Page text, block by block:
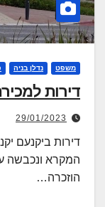
משפט נדלן בניה
דירות
29/01/2023
דירות ביקנעם
המקרא ונכבשה
הוזכרה…